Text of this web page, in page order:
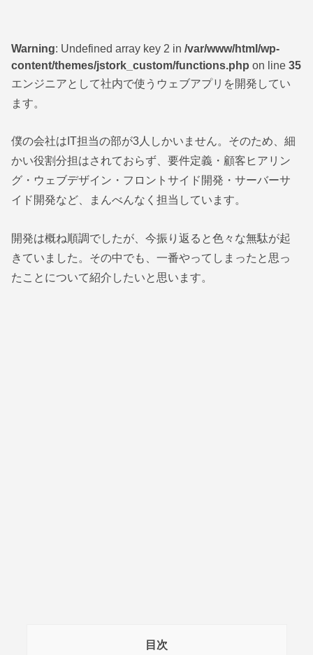
Warning: Undefined array key 2 in/var/www/html/wp-
content/themes/jstork_custom/functions.php on line35
エンジニアとして社内で使うウェブアプリを開発してい
ます。
僕の会社はIT担当の部が3人しかいません。そのため、細
かい役割分担はされておらず、要件定義・顧客ヒアリン
グ・ウェブデザイン・フロントサイド開発・サーバーサ
イド開発など、まんべんなく担当しています。
開発は概ね順調でしたが、今振り返ると色々な無駄が起
きていました。その中でも、一番やってしまったと思っ
たことについて紹介したいと思います。
目次